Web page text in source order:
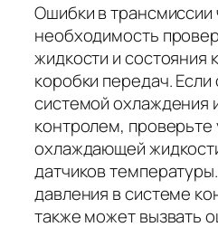
Ошибки в трансмиссии
необходимость
жидкости и состояния
коробки передач.
системой охлаждения
контролем, проверьте
охлаждающей
датчиков
давления в системе
также может вызвать